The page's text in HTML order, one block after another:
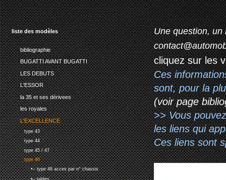
liste des modèles
bibliographie
BUGATTI AVANT BUGATTI
LES DEBUTS
L'ESSOR
la 35 et ses dérivees
les royales
L'EXCELLENCE
type 43
type 44
type 45 / 47
type 46
•-- type 46 acces par n° chassis
Une question,
cliquez sur les
Ces
sont, pour la
(voir page
>> Vous
les liens qui
Ces liens sont